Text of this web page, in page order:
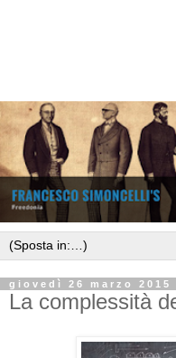
giovedì 26 marzo 2015
La complessità